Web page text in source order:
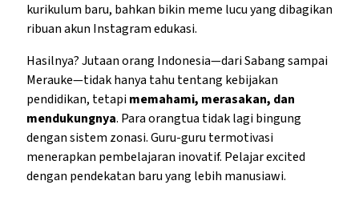
kurikulum baru, bahkan bikin meme lucu yang dibagikan
ribuan akun Instagram edukasi.
Hasilnya? Jutaan orang Indonesia—dari Sabang sampai
Merauke—tidak hanya tahu tentang kebijakan
pendidikan, tetapimemahami, merasakan, dan
mendukungnya. Para orangtua tidak lagi bingung
dengan sistem zonasi. Guru-guru termotivasi
menerapkan pembelajaran inovatif. Pelajar excited
dengan pendekatan baru yang lebih manusiawi.